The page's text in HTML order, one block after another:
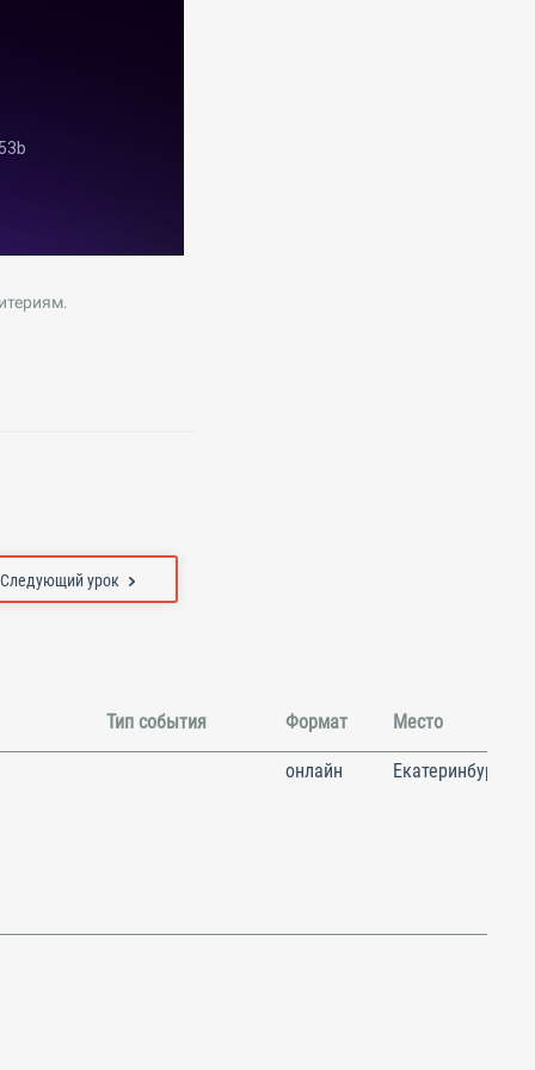
Следующий урок
Тип события Формат Место
онлайн Екатеринбург